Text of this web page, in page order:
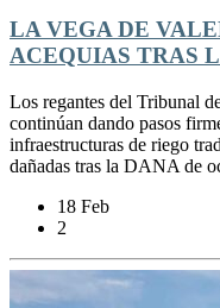
LA VEGA DE
ACEQUIAS TRAS
Los regantes del Tribunal
continúan dando pasos
infraestructuras de riego
dañadas tras la DANA de
18 Feb
2